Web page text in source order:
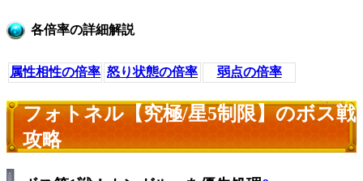
各倍率の詳細解説
属性相性の倍率 怒り状態の倍率 弱点の倍率
フォトネル【究極/星5制限】のボス戦
攻略